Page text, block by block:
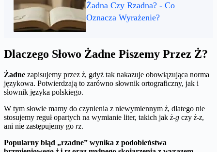
Żadna Czy Rzadna? - Co
Oznacza Wyrażenie?
Dlaczego Słowo Żadne Piszemy Przez Ż?
Żadne zapisujemy przez ż, gdyż tak nakazuje obowiązująca norma
językowa. Potwierdzają to zarówno słownik ortograficzny, jak i
słownik języka polskiego.
W tym słowie mamy do czynienia z niewymiennym ż, dlatego nie
stosujemy reguł opartych na wymianie liter, takich jak ż-g czy ż-z,
ani nie zastępujemy go rz.
Popularny błąd „rzadne” wynika z podobieństwa